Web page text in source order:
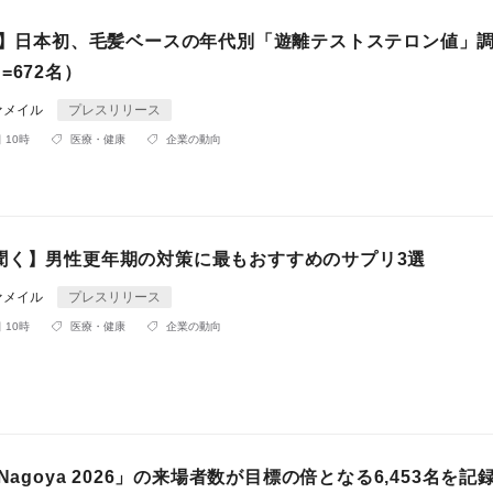
日本初、毛髪ベースの年代別「遊離テストステロン値」
名）
メイル プレスリリース
10時 医療・健康 企業の動向
く】男性更年期の対策に最もおすすめのサプリ3選
メイル プレスリリース
10時 医療・健康 企業の動向
2026」の来場者数が目標の倍となる6,453名を記